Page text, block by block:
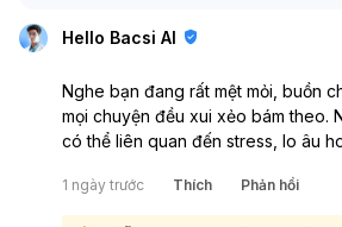
Hello Bacsi AI
Nghe bạn đang rất mệt mỏi, buồn
mọi chuyện đều xui xẻo bám theo.
có thể liên quan đến stress, lo âu
một chút để chăm sóc bản thân và
bằng:
1 ngày trước Thích Phản hồi